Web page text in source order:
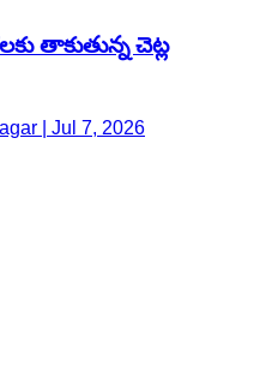
తాకుతున్న చెట్ల
| Jul 7, 2026